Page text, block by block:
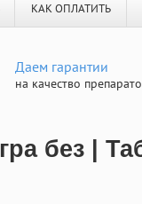
КАК ОПЛАТИТЬ
Даем гарантии
на качество
без |